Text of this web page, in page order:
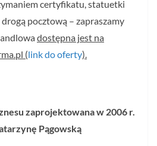
certyfikatu, statuetki
pocztową – zapraszamy
dostępna jest na
(link do oferty).
zaprojektowana w 2006 r.
Pągowską